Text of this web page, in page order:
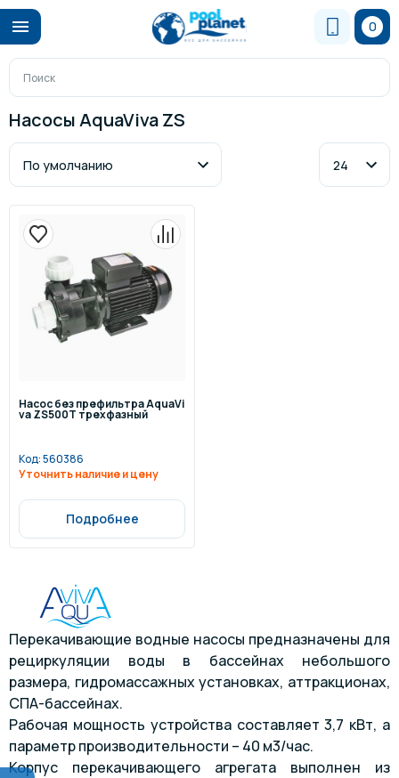
0
Насосы AquaViva ZS
Насос без префильтра AquaVi
va ZS500T трехфазный
Код:560386
Уточнить наличие и цену
Подробнее
Перекачивающие водные насосы предназначены для
рециркуляции воды в бассейнах небольшого
размера, гидромассажных установках, аттракционах,
СПА-бассейнах.
Рабочая мощность устройства составляет 3,7 кВт, а
параметр производительности – 40 м3/час.
Корпус перекачивающего агрегата выполнен из